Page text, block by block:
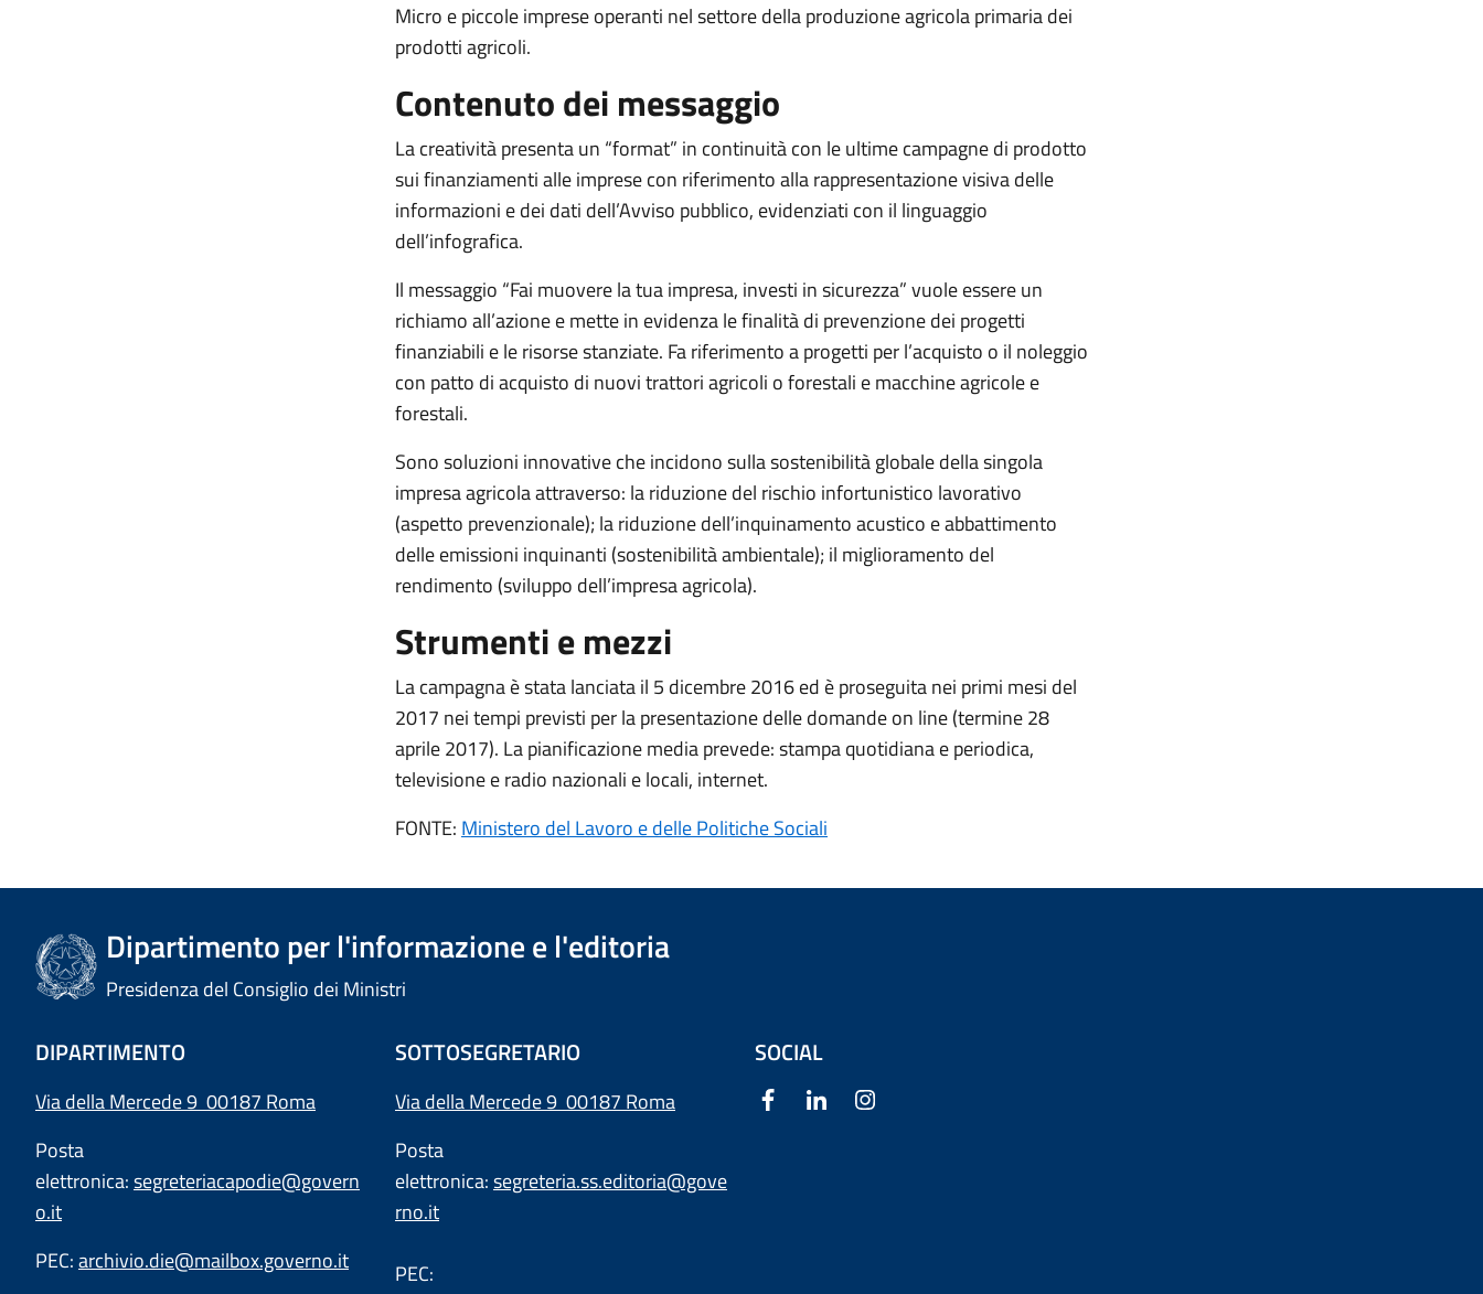
Micro e piccole imprese operanti nel settore della produzione agricola primaria dei
prodotti agricoli.
Contenuto dei messaggio
La creatività presenta un “format” in continuità con le ultime campagne di prodotto
sui finanziamenti alle imprese con riferimento alla rappresentazione visiva delle
informazioni e dei dati dell’Avviso pubblico, evidenziati con il linguaggio
dell’infografica.
Il messaggio “Fai muovere la tua impresa, investi in sicurezza” vuole essere un
richiamo all’azione e mette in evidenza le finalità di prevenzione dei progetti
finanziabili e le risorse stanziate. Fa riferimento a progetti per l’acquisto o il noleggio
con patto di acquisto di nuovi trattori agricoli o forestali e macchine agricole e
forestali.
Sono soluzioni innovative che incidono sulla sostenibilità globale della singola
impresa agricola attraverso: la riduzione del rischio infortunistico lavorativo
(aspetto prevenzionale); la riduzione dell’inquinamento acustico e abbattimento
delle emissioni inquinanti (sostenibilità ambientale); il miglioramento del
rendimento (sviluppo dell’impresa agricola).
Strumenti e mezzi
La campagna è stata lanciata il 5 dicembre 2016 ed è proseguita nei primi mesi del
2017 nei tempi previsti per la presentazione delle domande on line (termine 28
aprile 2017). La pianificazione media prevede: stampa quotidiana e periodica,
televisione e radio nazionali e locali, internet.
FONTE: Ministero del Lavoro e delle Politiche Sociali
Dipartimento per l'informazione e l'editoria
Presidenza del Consiglio dei Ministri
DIPARTIMENTO
Via della Mercede 9 00187 Roma
Posta
elettronica:segreteriacapodie@govern
o.it
PEC:archivio.die@mailbox.governo.it
SOTTOSEGRETARIO
Via della Mercede 9 00187 Roma
Posta
elettronica:segreteria.ss.editoria@gove
rno.it
PEC:
SOCIAL